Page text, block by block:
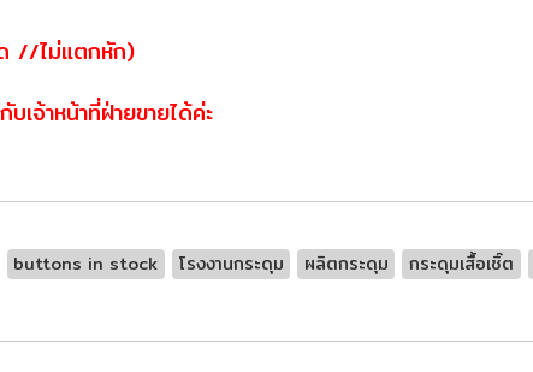
//ไม่แตกหัก)
เจ้าหน้าที่ฝ่ายขายได้ค่ะ
buttons in stock โรงงานกระดุม ผลิตกระดุม กระดุมเสื้อเชิ๊ต